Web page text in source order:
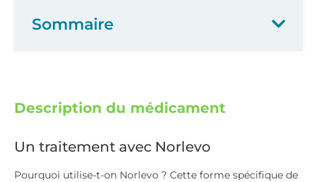
Description du médicament
Un traitement avec Norlevo
Pourquoi utilise-t-on Norlevo ? Cette forme spécifique de
Sommaire